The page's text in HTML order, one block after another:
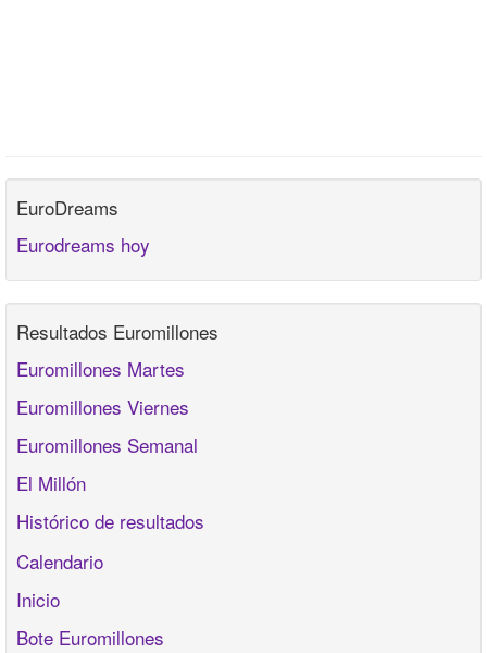
EuroDreams
Eurodreams hoy
Resultados Euromillones
Euromillones Martes
Euromillones Viernes
Euromillones Semanal
El Millón
Histórico de resultados
Calendario
Inicio
Bote Euromillones